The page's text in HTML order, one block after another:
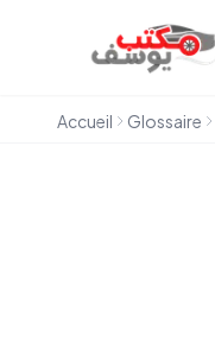
Accueil Glossaire